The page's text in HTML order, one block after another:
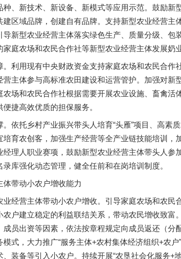
、新技术、新设备、新模式等应用示范。鼓励新
建区域品牌，创建自有品牌。支持新型农业经营
新型农业经营主体落实绿色生产、质量分级、包
庭农场和农民合作社等新型农业经营主体发展奶
用现有中央财政资金支持家庭农场和农民合作
主体参与高标准农田建设和运营管护。加强对新
农场和农民合作社根据需要开展农业设施、畜禽活
捷高效优质的担保服务。
托乡村产业振兴带头人培育“头雁”项目、高素
育农创客，加强生产经营等全产业链技能培训，
理人职业赛项，鼓励新型农业经营主体带头人参
库强化动态管理，健全任前和在岗培训制度。
带动小农户增收能力
营主体带动小农户增收。引导家庭农场和农民
户建立稳定的利益联结关系，带动农民增收致富
员出资等因素，依法按章程规定向成员返还（分
式，大力推广“服务主体+农村集体经济组织+农
装备等引入小农户。持续开展“农垦社会化服务+地